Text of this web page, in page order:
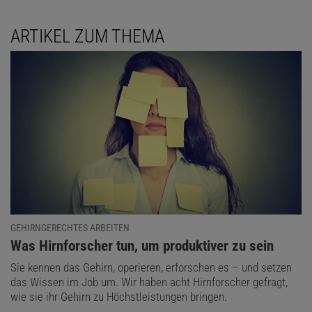
ARTIKEL ZUM THEMA
GEHIRNGERECHTES ARBEITEN
:
Was Hirnforscher tun, um produktiver zu sein
Sie kennen das Gehirn, operieren, erforschen es – und setzen
das Wissen im Job um. Wir haben acht Hirnforscher gefragt,
wie sie ihr Gehirn zu Höchstleistungen bringen.